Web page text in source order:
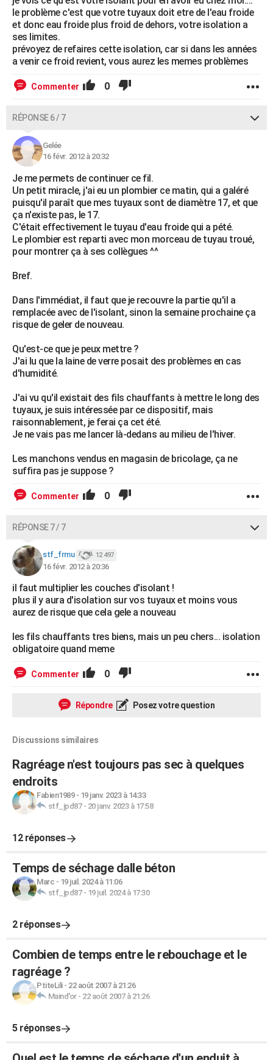
le problème c'est que votre tuyaux doit etre de l'eau froide
et donc eau froide plus froid de dehors, votre isolation a
ses limites.
prévoyez de refaires cette isolation, car si dans les années
a venir ce froid revient, vous aurez les memes problèmes
Commenter 0
RÉPONSE 6 / 7
Gelée
16 févr. 2012 à 20:32
Je me permets de continuer ce fil.
Un petit miracle, j'ai eu un plombier ce matin, qui a galéré
puisqu'il paraît que mes tuyaux sont de diamètre 17, et que
ça n'existe pas, le 17.
C'était effectivement le tuyau d'eau froide qui a pété.
Le plombier est reparti avec mon morceau de tuyau troué,
pour montrer ça à ses collègues ^^
Bref.
Dans l'immédiat, il faut que je recouvre la partie qu'il a
remplacée avec de l'isolant, sinon la semaine prochaine ça
risque de geler de nouveau.
Qu'est-ce que je peux mettre ?
J'ai lu que la laine de verre posait des problèmes en cas
d'humidité.
J'ai vu qu'il existait des fils chauffants à mettre le long des
tuyaux, je suis intéressée par ce dispositif, mais
raisonnablement, je ferai ça cet été.
Je ne vais pas me lancer là-dedans au milieu de l'hiver.
Les manchons vendus en magasin de bricolage, ça ne
suffira pas je suppose ?
Commenter 0
RÉPONSE 7 / 7
stf_frmu 12 497
16 févr. 2012 à 20:36
il faut multiplier les couches d'isolant !
plus il y aura d'isolation sur vos tuyaux et moins vous
aurez de risque que cela gele a nouveau
les fils chauffants tres biens, mais un peu chers... isolation
obligatoire quand meme
Commenter 0
Répondre Posez votre question
Discussions similaires
Ragréage n'est toujours pas sec à quelques
endroits
Fabien1989- 19 janv. 2023 à 14:33
stf_jpd87- 20 janv. 2023 à 17:58
12 réponses
Temps de séchage dalle béton
Marc - 19 juil. 2024 à 11:06
stf_jpd87- 19 juil. 2024 à 17:30
2 réponses
Combien de temps entre le rebouchage et le
ragréage ?
PtiteLili- 22 août 2007 à 21:26
Maind'or- 22 août 2007 à 21:26
5 réponses